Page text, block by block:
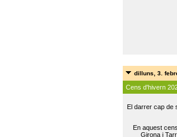
dilluns, 3.
Cens d'hivern
El darrer cap de
En aquest
Girona i